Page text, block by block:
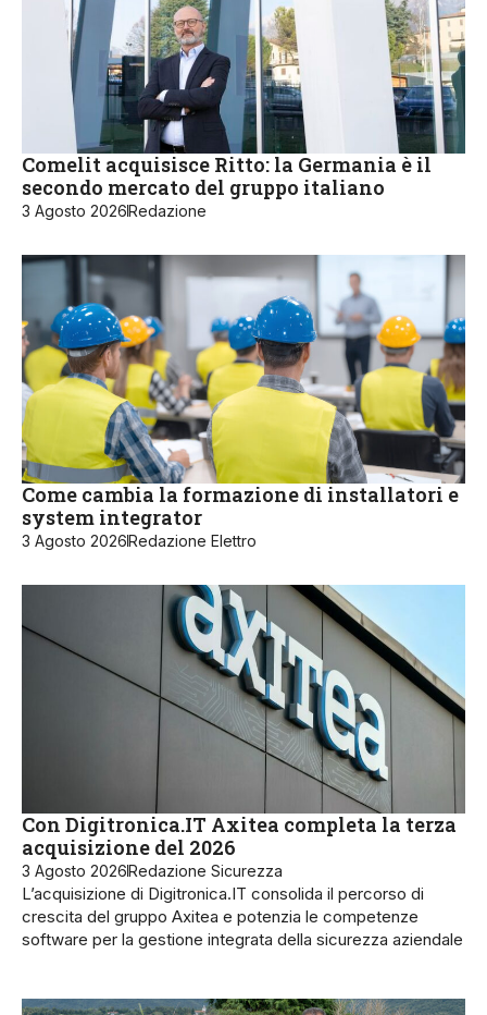
Comelit acquisisce Ritto: la Germania è il
secondo mercato del gruppo italiano
3 Agosto 2026Redazione
Come cambia la formazione di installatori e
system integrator
3 Agosto 2026Redazione Elettro
Con Digitronica.IT Axitea completa la terza
acquisizione del 2026
3 Agosto 2026Redazione Sicurezza
L’acquisizione di Digitronica.IT consolida il percorso di
crescita del gruppo Axitea e potenzia le competenze
software per la gestione integrata della sicurezza aziendale